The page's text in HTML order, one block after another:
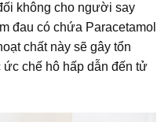
không cho người say
đau có chứa Paracetamol
chất này sẽ gây tổn
chế hô hấp dẫn đến tử